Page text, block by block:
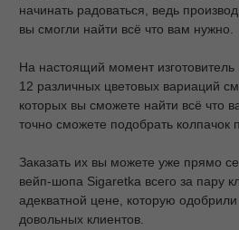
начинать радоваться, ведь
вы смогли найти всё что вам нужно.
На настоящий момент
12 различных цветовых вариаций
которых вы сможете найти всё что
точно сможете подобрать колпачок
Заказать их вы можете уже прямо
вейп-шопа Sigaretka всего за пару
адекватной цене, которую
довольных клиентов.